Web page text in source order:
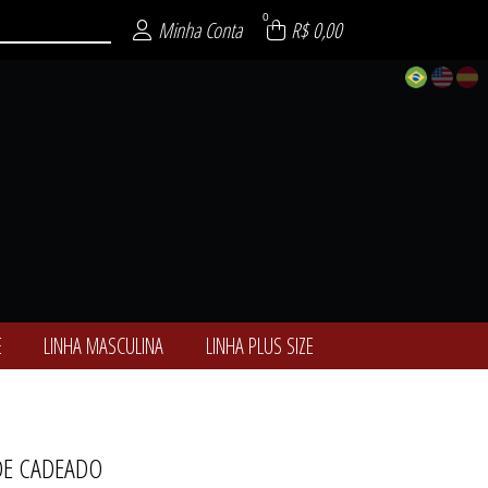
Minha Conta 0 R$ 0,00
LINHA MASCULINA LINHA PLUS SIZE
CADEADO